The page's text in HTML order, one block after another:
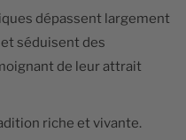
dépassent largement
séduisent des
de leur attrait
riche et vivante.